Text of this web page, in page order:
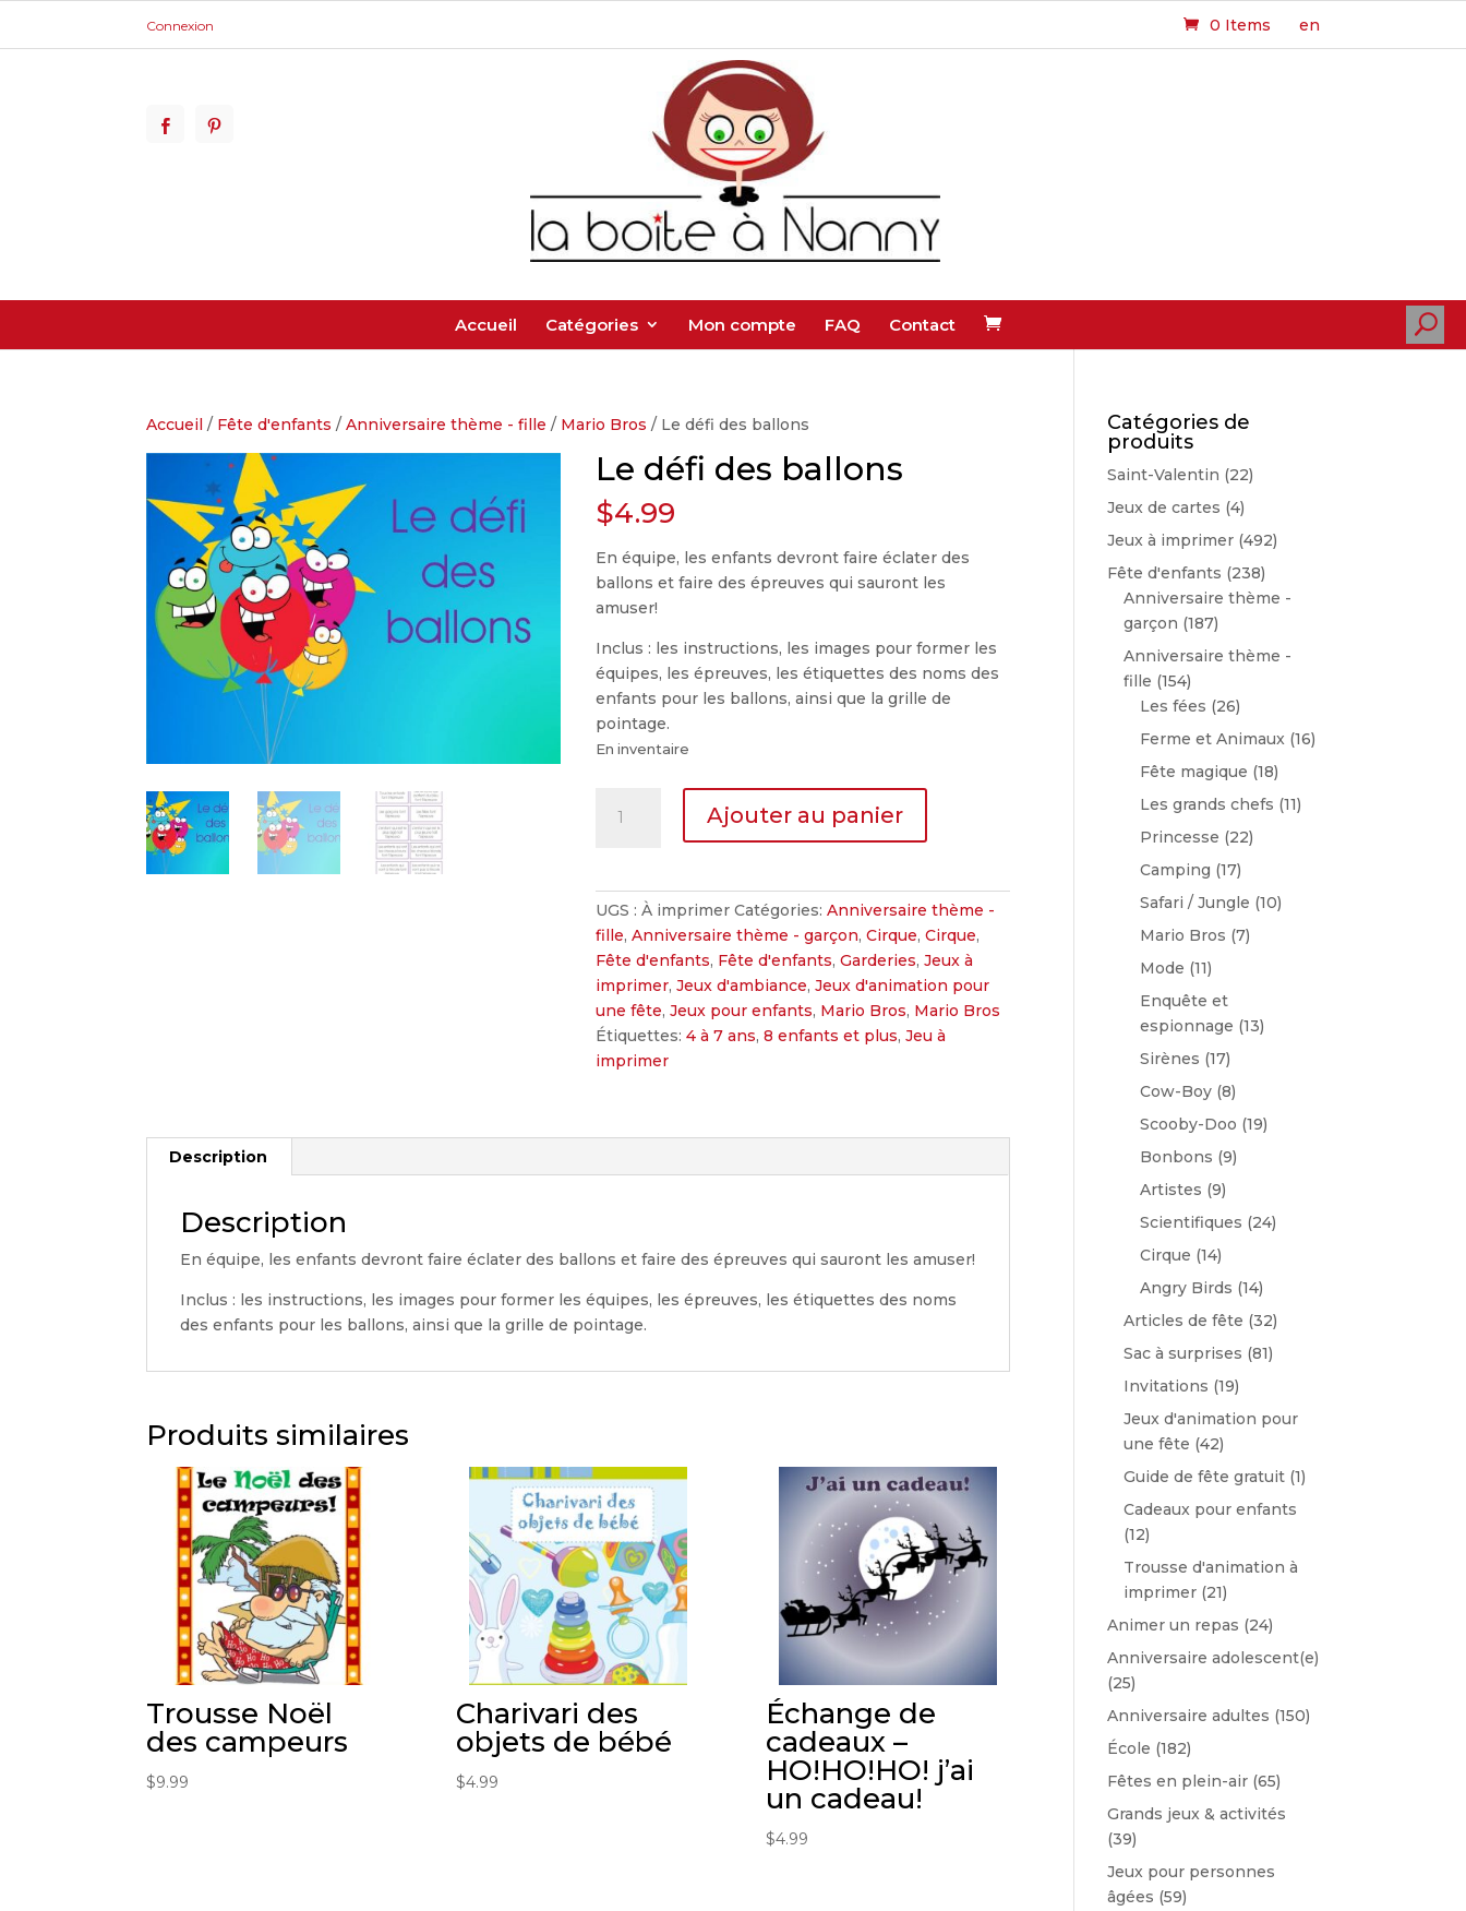
Connexion 0 Items en
Accueil Catégories Mon compte FAQ Contact U
Accueil / Fête d'enfants /Anniversaire thème - fille / Mario Bros / Le défi des ballons
Le défi des ballons
$4.99
En équipe, les enfants devront faire éclater des
ballons et faire des épreuves qui sauront les
amuser!
Inclus : les instructions, les images pour former les
équipes, les épreuves, les étiquettes des noms des
enfants pour les ballons, ainsi que la grille de
pointage.
En inventaire
ballons
Ajouter au panier
UGS :À imprimer Catégories:Anniversaire thème -
fille,Anniversaire thème - garçon,Cirque,Cirque,
Fête d'enfants, Fête d'enfants,Garderies,Jeux à
imprimer,Jeux d'ambiance,Jeux d'animation pour
une fête,Jeux pour enfants, Mario Bros, Mario Bros
Étiquettes:4 à 7 ans,8 enfants et plus,Jeu à
imprimer
Description
Description
En équipe, les enfants devront faire éclater des ballons et faire des épreuves qui sauront les amuser!
Inclus : les instructions, les images pour former les équipes, les épreuves, les étiquettes des noms
des enfants pour les ballons, ainsi que la grille de pointage.
Produits similaires
Trousse Noël
des campeurs
$9.99
Charivari des
objets de bébé
$4.99
Échange de
cadeaux –
HO!HO!HO! j’ai
un cadeau!
$4.99
Catégories de
produits
Saint-Valentin (22)
Jeux de cartes (4)
Jeux à imprimer (492)
Fête d'enfants (238)
Anniversaire thème -
garçon (187)
Anniversaire thème -
fille (154)
Les fées (26)
Ferme et Animaux (16)
Fête magique (18)
Les grands chefs (11)
Princesse (22)
Camping (17)
Safari / Jungle (10)
Mario Bros (7)
Mode (11)
Enquête et
espionnage (13)
Sirènes (17)
Cow-Boy (8)
Scooby-Doo (19)
Bonbons (9)
Artistes (9)
Scientifiques (24)
Cirque (14)
Angry Birds (14)
Articles de fête (32)
Sac à surprises (81)
Invitations (19)
Jeux d'animation pour
une fête (42)
Guide de fête gratuit (1)
Cadeaux pour enfants
(12)
Trousse d'animation à
imprimer (21)
Animer un repas (24)
Anniversaire adolescent(e)
(25)
Anniversaire adultes (150)
École (182)
Fêtes en plein-air (65)
Grands jeux & activités
(39)
Jeux pour personnes
âgées (59)